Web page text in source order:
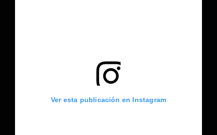
Ver esta publicación en Instagram